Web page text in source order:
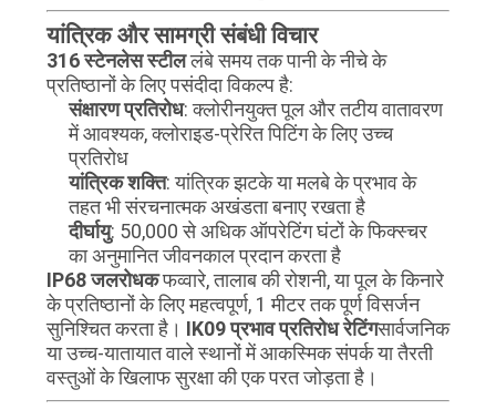
यांत्रिक और सामग्री संबंधी विचार
316 स्टेनलेस स्टीललंबे समय तक पानी के नीचे के
प्रतिष्ठानों के लिए पसंदीदा विकल्प है:
संक्षारण प्रतिरोध: क्लोरीनयुक्त पूल और तटीय वातावरण
में आवश्यक, क्लोराइड-प्रेरित पिटिंग के लिए उच्च
प्रतिरोध
यांत्रिक शक्ति: यांत्रिक झटके या मलबे के प्रभाव के
तहत भी संरचनात्मक अखंडता बनाए रखता है
दीर्घायु: 50,000 से अधिक ऑपरेटिंग घंटों के फिक्स्चर
का अनुमानित जीवनकाल प्रदान करता है
IP68 जलरोधकफव्वारे, तालाब की रोशनी, या पूल के किनारे
के प्रतिष्ठानों के लिए महत्वपूर्ण, 1 मीटर तक पूर्ण विसर्जन
सुनिश्चित करता है। IK09 प्रभाव प्रतिरोध रेटिंगसार्वजनिक
या उच्च-यातायात वाले स्थानों में आकस्मिक संपर्क या तैरती
वस्तुओं के खिलाफ सुरक्षा की एक परत जोड़ता है।